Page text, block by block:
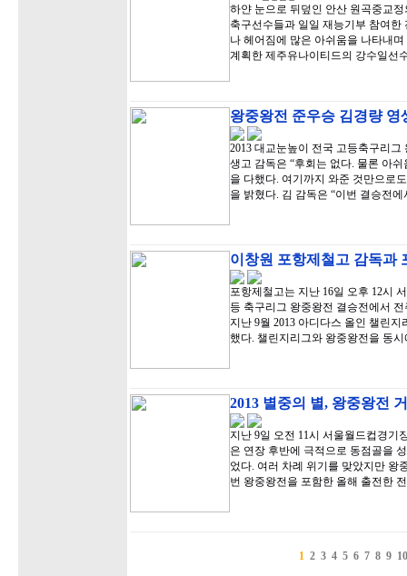
하얀 눈으로 뒤덮인 안산 원곡중교
축구선수들과 일일 재능기부 참여
나 헤어짐에 많은 아쉬움을 나타내
계획한 제주유나이티드의 강수일선
왕중왕전 준우승 김경량
2013 대교눈높이 전국 고등축구리
생고 감독은 “후회는 없다. 물론 아
을 다했다. 여기까지 와준 것만으로
을 밝혔다. 김 감독은 “이번 결승전
이창원 포항제철고 감독과
포항제철고는 지난 16일 오후 12시
등 축구리그 왕중왕전 결승전에서
지난 9월 2013 아디다스 올인 챌린
했다. 챌린지리그와 왕중왕전을 동
2013 별중의 별, 왕중왕전
지난 9일 오전 11시 서울월드컵경기
은 연장 후반에 극적으로 동점골을
었다. 여러 차례 위기를 맞았지만 왕
번 왕중왕전을 포함한 올해 출전한
1 2 3 4 5 6 7 8 9 10